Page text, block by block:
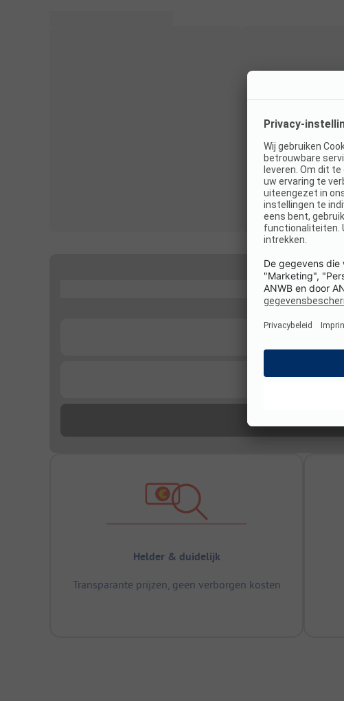
Helder & duidelijk
Transparante prijzen, geen verborgen kosten